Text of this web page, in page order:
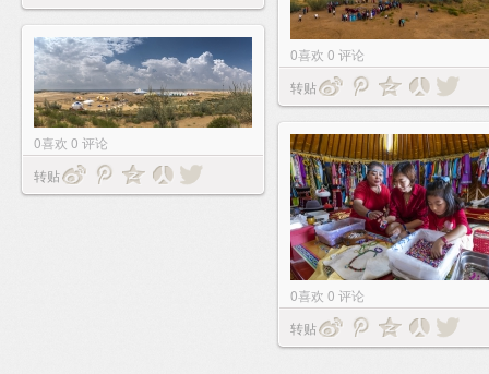
0喜欢 0 评论
转贴
0喜欢 0 评论
转贴
0喜欢 0 评论
转贴